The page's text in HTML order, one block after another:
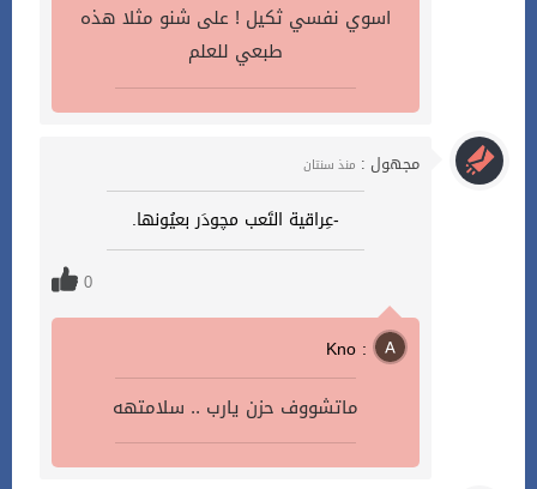
اسوي نفسي ثكيل ! على شنو مثلا هذه
طبعي للعلم
مجهول : منذ سنتان
-عِراقية التَعب مچودَر بعيُونها.
0
Kno :
ماتشووف حزن يارب .. سلامتهه